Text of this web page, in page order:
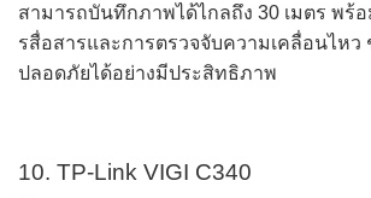
สามารถบันทึกภาพได้ไกลถึง 30 เมตร พร้
รสื่อสารและการตรวจจับความเคลื่อนไหว
ปลอดภัยได้อย่างมีประสิทธิภาพ
10. TP-Link VIGI C340